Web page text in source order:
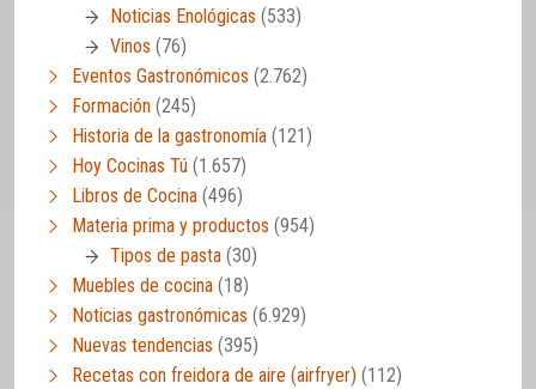
Noticias Enológicas (533)
Vinos (76)
Eventos Gastronómicos (2.762)
Formación (245)
Historia de la gastronomía (121)
Hoy Cocinas Tú (1.657)
Libros de Cocina (496)
Materia prima y productos (954)
Tipos de pasta (30)
Muebles de cocina (18)
Noticias gastronómicas (6.929)
Nuevas tendencias (395)
Recetas con freidora de aire (airfryer) (112)